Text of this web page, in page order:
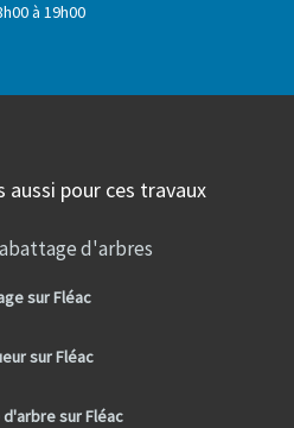
à 19h00
aussi pour ces travaux
d'arbres
sur Fléac
sur Fléac
sur Fléac